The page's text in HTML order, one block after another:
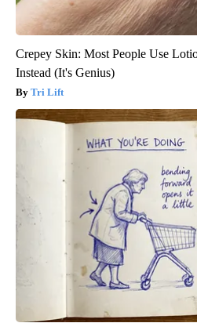
Crepey Skin: Most People Use
Instead (It's Genius)
Tri Lift